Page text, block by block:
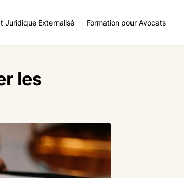
Juridique Externalisé Formation pour Avocats
les